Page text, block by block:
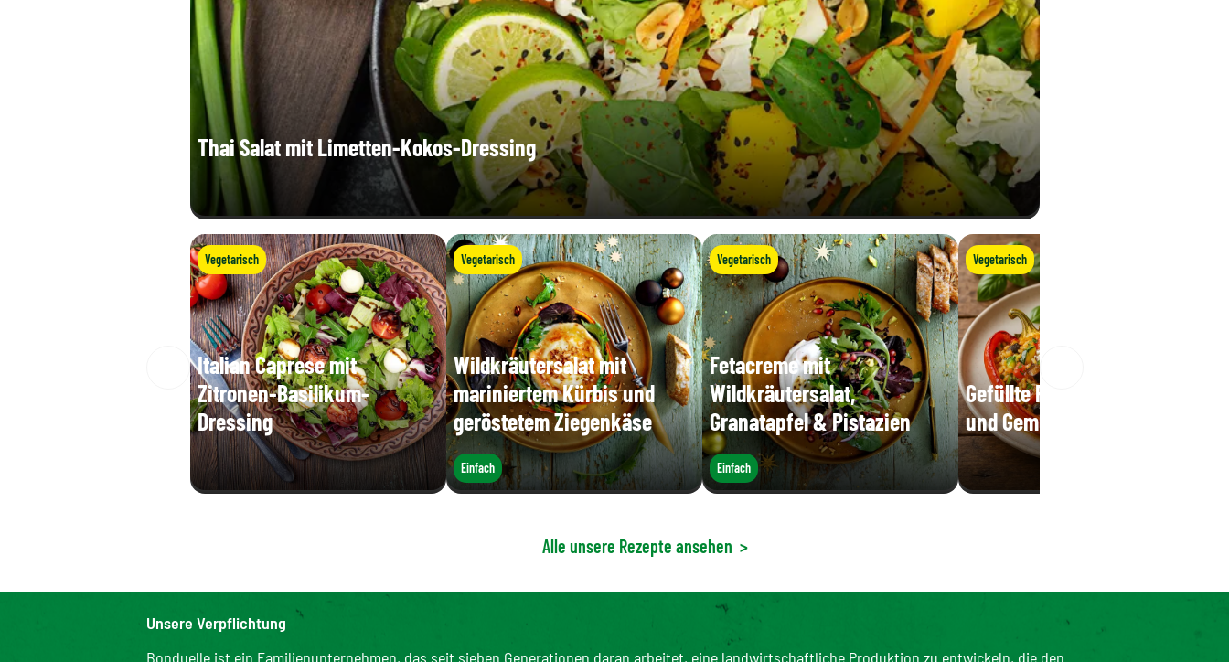
Thai Salat mit Limetten-Kokos-Dressing
Vegetarisch
Italian Caprese mit
Zitronen-Basilikum-
Dressing
Vegetarisch
Wildkräutersalat mit
mariniertem Kürbis und
geröstetem Ziegenkäse
Einfach
Vegetarisch
Fetacreme mit
Wildkräutersalat,
Granatapfel & Pistazien
Einfach
Vegetarisch
Gefüllte Paprika mit Reis
und Gemüse
Alle unsere Rezepte ansehen >
Unsere Verpflichtung
Bonduelle ist ein Familienunternehmen, das seit sieben Generationen daran arbeitet, eine landwirtschaftliche Produktion zu entwickeln, die den